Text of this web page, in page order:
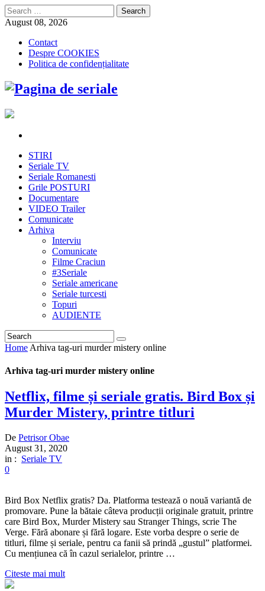
Search
for:
August 08, 2026
Contact
Despre COOKIES
Politica de confidențialitate
STIRI
Seriale TV
Seriale Romanesti
Grile POSTURI
Documentare
VIDEO Trailer
Comunicate
Arhiva
Interviu
Comunicate
Filme Craciun
#3Seriale
Seriale americane
Seriale turcesti
Topuri
AUDIENTE
Home Arhiva tag-uri murder mistery online
Arhiva tag-uri murder mistery online
Netflix, filme și seriale gratis. Bird Box și
Murder Mistery, printre titluri
De Petrisor Obae
August 31, 2020
in : Seriale TV
0
Bird Box Netflix gratis? Da. Platforma testează o nouă variantă de
promovare. Pune la bătaie câteva producții originale gratuit, printre
care Bird Box, Murder Mistery sau Stranger Things, scrie The
Verge. Fără abonare și fără logare. Este vorba despre o serie de
titluri, filme și seriale, pentru ca fanii să prindă „gustul” platformei.
Cu mențiunea că în cazul serialelor, printre …
Citeste mai mult